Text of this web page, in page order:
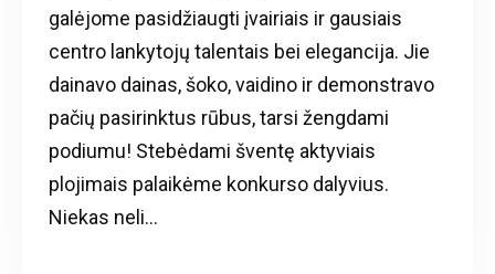
galėjome pasidžiaugti įvairiais ir gausiais
centro lankytojų talentais bei elegancija. Jie
dainavo dainas, šoko, vaidino ir demonstravo
pačių pasirinktus rūbus, tarsi žengdami
podiumu! Stebėdami šventę aktyviais
plojimais palaikėme konkurso dalyvius.
Niekas neli...